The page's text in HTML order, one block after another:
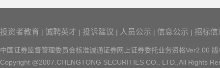
投资者教育 | 诚聘英才 | 投诉建议 | 人员公示 | 信息公示 | 招标信
中国证券监督管理委员会核准诚通证券网上证券委托业务资格Ver2.00
Copyright @2007.CHENGTONG SECURITIES CO., LTD.,All Rights